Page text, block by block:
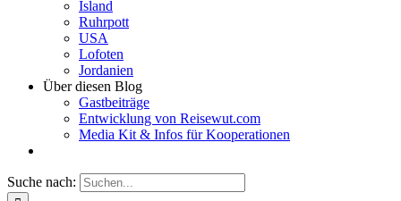
Island
Ruhrpott
USA
Lofoten
Jordanien
Über diesen Blog
Gastbeiträge
Entwicklung von Reisewut.com
Media Kit & Infos für Kooperationen
Suche nach: